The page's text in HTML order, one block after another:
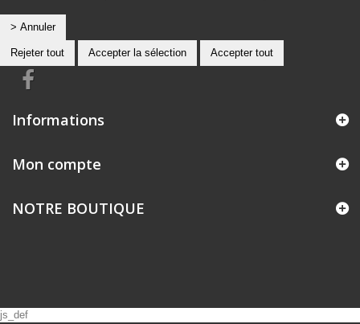
> Annuler
Rejeter tout Accepter la sélection Accepter tout
Informations
Mon compte
NOTRE BOUTIQUE
js_def